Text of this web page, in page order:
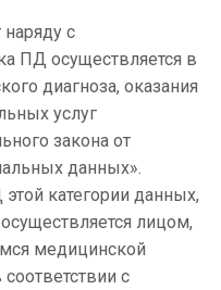
с
ПД осуществляется в
диагноза, оказания
услуг
закона от
данных».
категории данных,
лицом,
медицинской
с